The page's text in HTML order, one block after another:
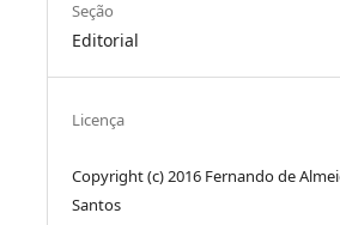
Seção
Editorial
Licença
Copyright (c) 2016 Fernando de
Santos